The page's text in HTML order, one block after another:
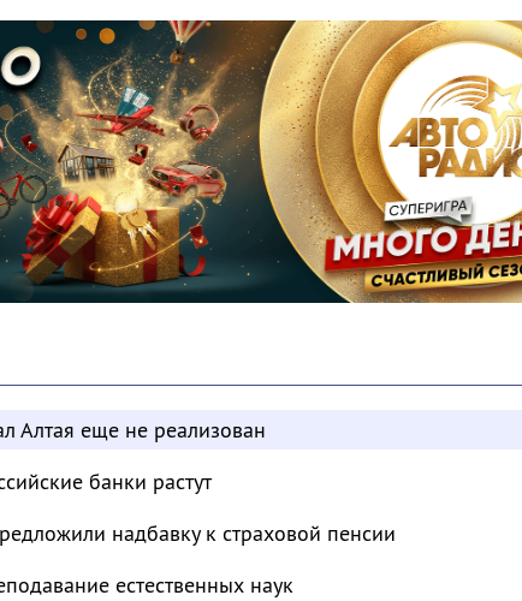
Алтая еще не реализован
банки растут
надбавку к страховой пенсии
естественных наук